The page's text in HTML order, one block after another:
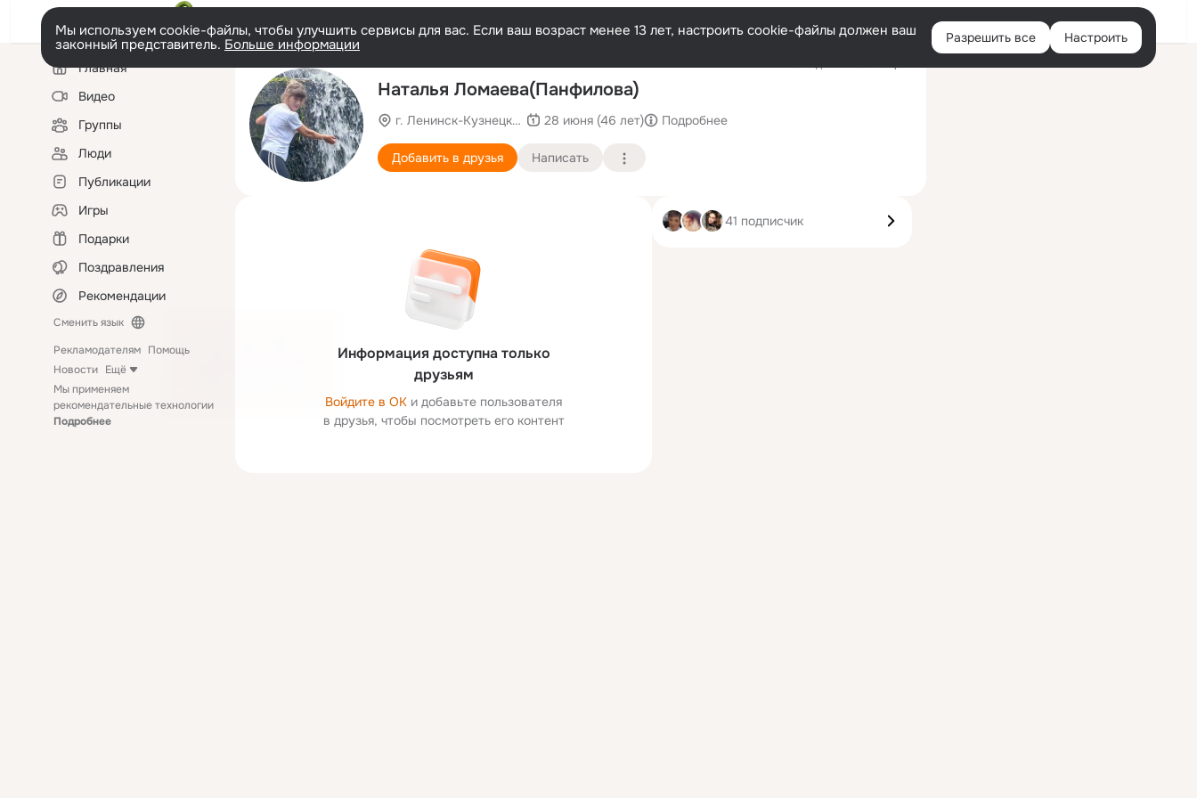
Войти
Мы используем cookie-файлы, чтобы улучшить сервисы для вас. Если ваш возраст менее 13 лет, настроить cookie-файлы должен ваш
законный представитель. Больше информации Разрешить все Настроить
Левая
колонкаГлавная
Видео
Группы
Люди
Публикации
Игры
Подарки
Поздравления
Рекомендации
Сменить язык
Рекламодателям Помощь
Новости Ещё
Мы применяем
рекомендательные технологии
Подробнее
Наталья Ломаева(Панфилова)
г. Ленинск-Кузнецкий (Кемеровская область)
28 июня (46 лет) Подробнее
Добавить в друзья Написать
Информация доступна только
друзьям
Войдите в ОК и добавьте пользователя
в друзья, чтобы посмотреть его контент
41 подписчик